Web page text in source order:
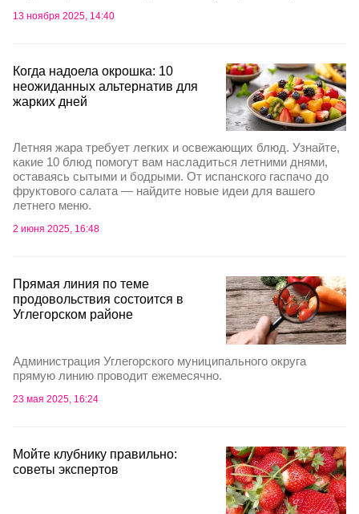
13 ноября 2025, 14:40
Когда надоела окрошка: 10
неожиданных альтернатив для
жарких дней
Летняя жара требует легких и освежающих блюд. Узнайте,
какие 10 блюд помогут вам насладиться летними днями,
оставаясь сытыми и бодрыми. От испанского гаспачо до
фруктового салата — найдите новые идеи для вашего
летнего меню.
2 июня 2025, 16:48
Прямая линия по теме
продовольствия состоится в
Углегорском районе
Администрация Углегорского муниципального округа
прямую линию проводит ежемесячно.
23 мая 2025, 16:24
Мойте клубнику правильно:
советы экспертов